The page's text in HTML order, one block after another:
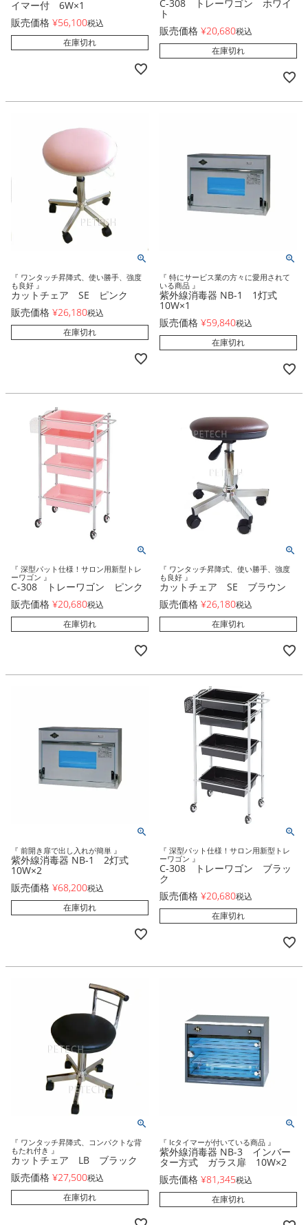
イマー付 6W×1
販売価格 ¥56,100税込
在庫切れ
C-308 トレーワゴン ホワイ
ト
販売価格 ¥20,680税込
在庫切れ
『 ワンタッチ昇降式、使い勝手、強度
も良好 』
カットチェア SE ピンク
販売価格 ¥26,180税込
在庫切れ
『 特にサービス業の方々に愛用されて
いる商品 』
紫外線消毒器 NB-1 1灯式
10W×1
販売価格 ¥59,840税込
在庫切れ
『 深型パット仕様！サロン用新型トレ
ーワゴン 』
C-308 トレーワゴン ピンク
販売価格 ¥20,680税込
在庫切れ
『 ワンタッチ昇降式、使い勝手、強度
も良好 』
カットチェア SE ブラウン
販売価格 ¥26,180税込
在庫切れ
『 前開き扉で出し入れが簡単 』
紫外線消毒器 NB-1 2灯式
10W×2
販売価格 ¥68,200税込
在庫切れ
『 深型パット仕様！サロン用新型トレ
ーワゴン 』
C-308 トレーワゴン ブラッ
ク
販売価格 ¥20,680税込
在庫切れ
『 ワンタッチ昇降式、コンパクトな背
もたれ付き 』
カットチェア LB ブラック
販売価格 ¥27,500税込
在庫切れ
『 Icタイマーが付いている商品 』
紫外線消毒器 NB-3 インバー
ター方式 ガラス扉 10W×2
販売価格 ¥81,345税込
在庫切れ